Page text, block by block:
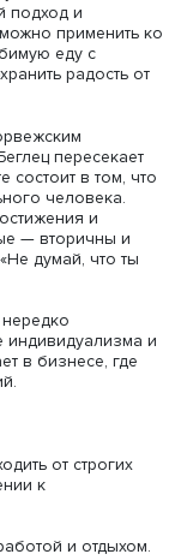
себя.
жизнь —
подход и
можно
любимую еду с